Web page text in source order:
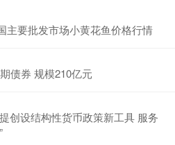
主要批发市场小黄花鱼价格行情
债券 规模210亿元
创设结构性货币政策新工具 服务